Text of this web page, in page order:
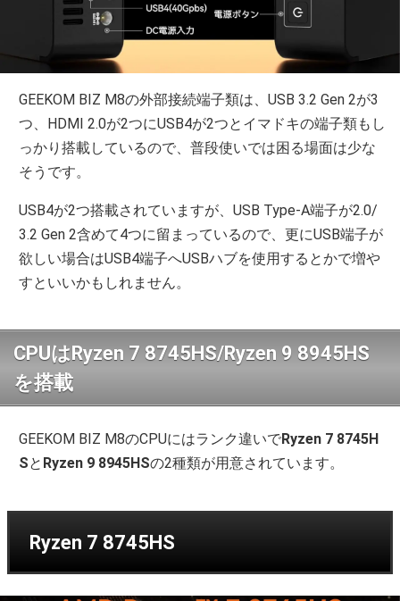
GEEKOM BIZ M8の外部接続端子類は、USB 3.2 Gen 2が3
つ、HDMI 2.0が2つにUSB4が2つとイマドキの端子類もし
っかり搭載しているので、普段使いでは困る場面は少な
そうです。
USB4が2つ搭載されていますが、USB Type-A端子が2.0/
3.2 Gen 2含めて4つに留まっているので、更にUSB端子が
欲しい場合はUSB4端子へUSBハブを使用するとかで増や
すといいかもしれません。
CPUはRyzen 7 8745HS/Ryzen 9 8945HS
を搭載
GEEKOM BIZ M8のCPUにはランク違いでRyzen 7 8745H
Sと Ryzen 9 8945HSの2種類が用意されています。
Ryzen 7 8745HS